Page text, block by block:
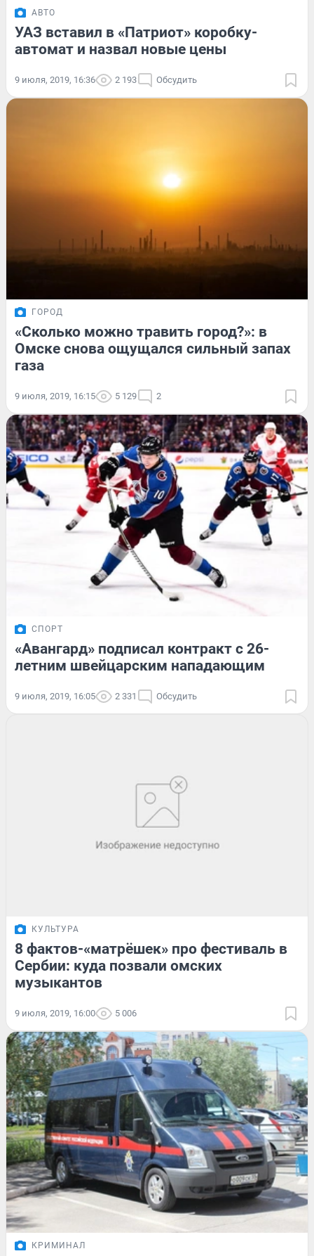
АВТО
УАЗ вставил в «Патриот» коробку-
автомат и назвал новые цены
9 июля, 2019, 16:36 2 193 Обсудить
ГОРОД
«Сколько можно травить город?»: в
Омске снова ощущался сильный запах
газа
9 июля, 2019, 16:15 5 129 2
СПОРТ
«Авангард» подписал контракт с 26-
летним швейцарским нападающим
9 июля, 2019, 16:05 2 331 Обсудить
КУЛЬТУРА
8 фактов-«матрёшек» про фестиваль в
Сербии: куда позвали омских
музыкантов
9 июля, 2019, 16:00 5 006
КРИМИНАЛ